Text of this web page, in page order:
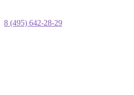
8 (495) 642-28-29